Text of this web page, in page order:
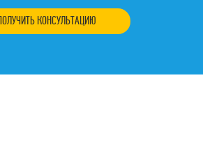
ПОЛУЧИТЬ КОНСУЛЬТАЦИЮ